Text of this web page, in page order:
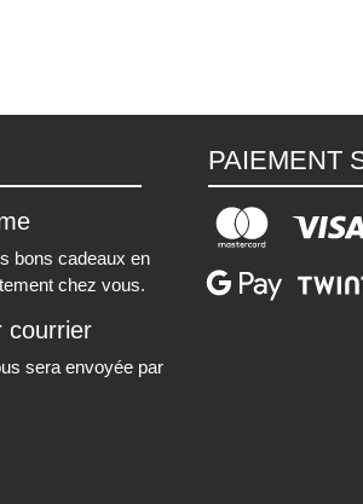
bons cadeaux en
chez vous.
courrier
sera envoyée par
PAIEMENT